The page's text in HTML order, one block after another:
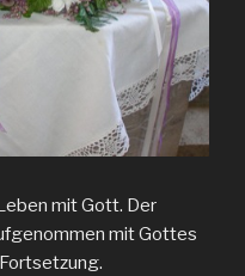
mit Gott. Der
mit Gottes